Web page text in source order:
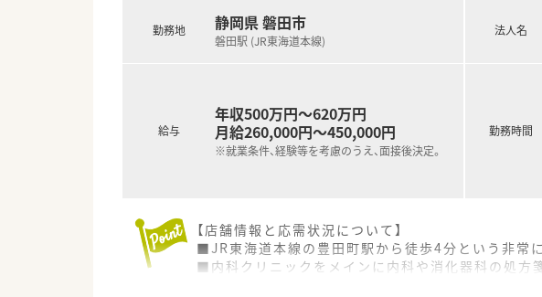
■年間休日120日以上の職場で、残業を気にするこ
■精神科領域の処方に興味があり、特に児童思春期
■当直業務や病棟での服薬指導がない落ち着いた環
勤務地 静岡県 磐田市
磐田駅 (JR東海道本線)
給与
年収500万円～620万円
月給260,000円～450,000円
※就業条件、経験等を考慮のうえ、面接後決定。
法人名
勤務時間
【店舗情報と応需状況について】
■JR東海道本線の豊田町駅から徒歩4分という非常
■内科クリニックをメインに内科や消化器科の処方